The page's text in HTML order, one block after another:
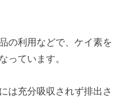
の利用などで、ケイ素を
っています。
は充分吸収されず排出さ